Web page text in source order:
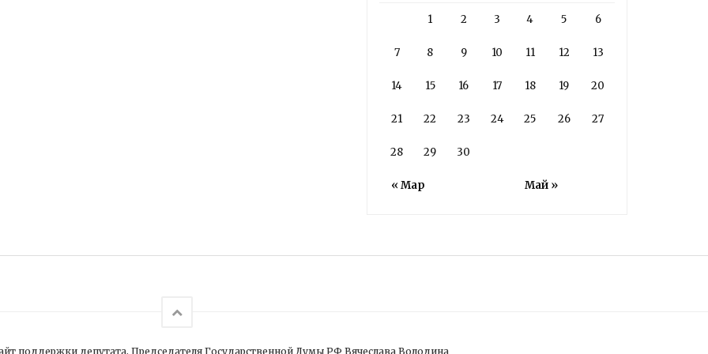
« Мар Май »
1 2 3 4 5 6
7 8 9 10 11 12 13
14 15 16 17 18 19 20
21 22 23 24 25 26 27
28 29 30
поддержки депутата, Председателя Государственной Думы РФ Вячеслава Володина